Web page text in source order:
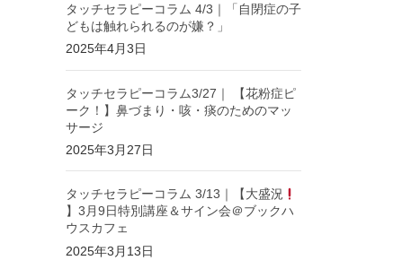
タッチセラピーコラム 4/3｜「自閉症の子
どもは触れられるのが嫌？」
2025年4月3日
タッチセラピーコラム3/27｜ 【花粉症ピ
ーク！】鼻づまり・咳・痰のためのマッ
サージ
2025年3月27日
タッチセラピーコラム 3/13｜【大盛況
】3月9日特別講座＆サイン会＠ブックハ
ウスカフェ
2025年3月13日